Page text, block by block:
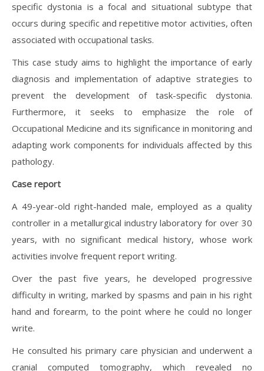
specific dystonia is a focal and situational subtype that
occurs during specific and repetitive motor activities, often
associated with occupational tasks.
This case study aims to highlight the importance of early
diagnosis and implementation of adaptive strategies to
prevent the development of task-specific dystonia.
Furthermore, it seeks to emphasize the role of
Occupational Medicine and its significance in monitoring and
adapting work components for individuals affected by this
pathology.
Case report
A 49-year-old right-handed male, employed as a quality
controller in a metallurgical industry laboratory for over 30
years, with no significant medical history, whose work
activities involve frequent report writing.
Over the past five years, he developed progressive
difficulty in writing, marked by spasms and pain in his right
hand and forearm, to the point where he could no longer
write.
He consulted his primary care physician and underwent a
cranial computed tomography, which revealed no